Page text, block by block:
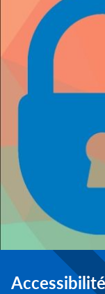
Accessibilité